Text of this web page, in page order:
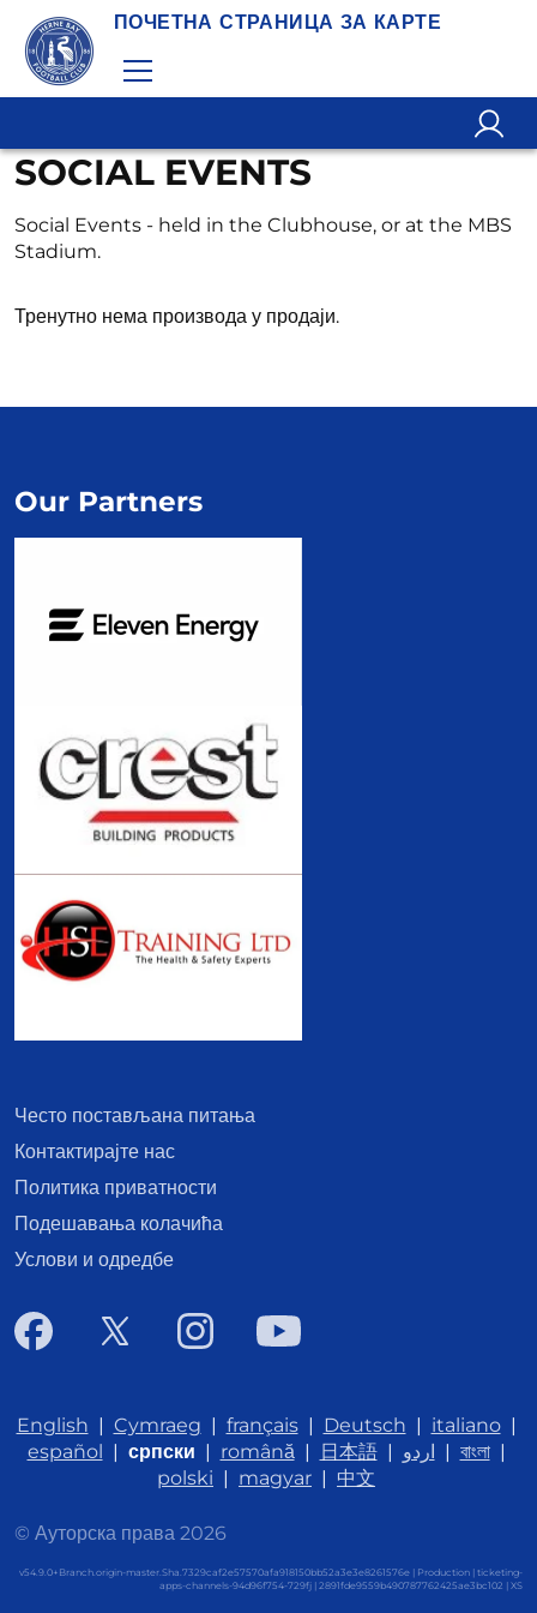
ПОЧЕТНА СТРАНИЦА ЗА КАРТЕ
SOCIAL EVENTS
Social Events - held in the Clubhouse, or at the MBS
Stadium.
Тренутно нема производа у продаји.
Често постављана питања
Контактирајте нас
Политика приватности
Подешавања колачића
Услови и одредбе
Our Partners
English | Cymraeg | français| Deutsch | italiano|
español | српски | română| 日本語| اردو | বাংলা|
polski | magyar | 中文
© Ауторска права 2026
v54.9.0+Branch.origin-master.Sha.7329caf2e57570afa918150bb52a3e3e8261576e | Production | ticketing-
apps-channels-94d96f754-729fj | 2891fde9559b490787762425ae3bc102 | XS